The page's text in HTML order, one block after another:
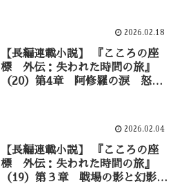
2026.02.18
【長編連載小説】 『こころの座
標 外伝：失われた時間の旅』
（20）第4章 阿修羅の涙 怒り
2026.02.04
【長編連載小説】 『こころの座
標 外伝：失われた時間の旅』
（19）第３章 戦場の影と幻影の